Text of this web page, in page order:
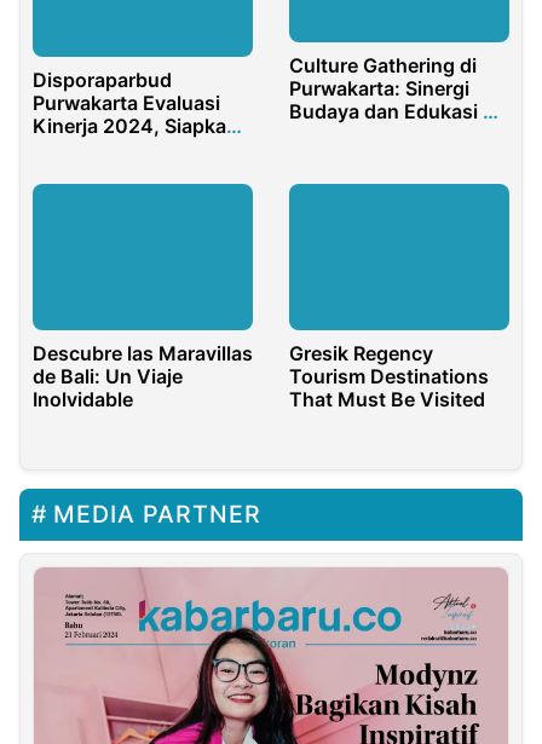
Disporaparbud
Purwakarta Evaluasi
Kinerja 2024, Siapkan
Culture Gathering di
Purwakarta: Sinergi
Budaya dan Edukasi di
Descubre las Maravillas
de Bali: Un Viaje
Inolvidable
Gresik Regency
Tourism Destinations
That Must Be Visited
MEDIA PARTNER